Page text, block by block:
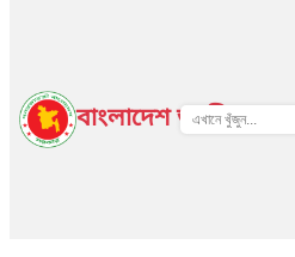
বাংলাদেশ জাতীয় তথ্য